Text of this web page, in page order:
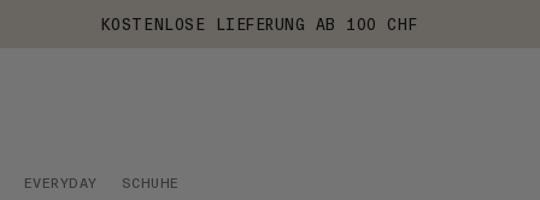
KOSTENLOSE LIEFERUNG AB 100 CHF
EVERYDAY
SCHUHE